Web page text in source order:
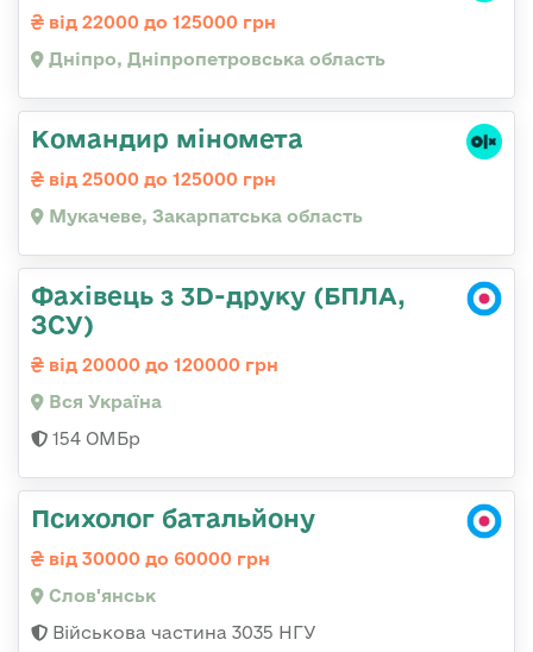
від 22000 до 125000 грн
Дніпро, Дніпропетровська область
Командир міномета
від 25000 до 125000 грн
Мукачеве, Закарпатська область
Фахівець з 3D-друку (БПЛА,
ЗСУ)
від 20000 до 120000 грн
Вся Україна
154 ОМБр
Психолог батальйону
від 30000 до 60000 грн
Слов'янськ
Військова частина 3035 НГУ